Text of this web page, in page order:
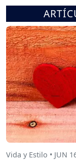
Vida y Estilo • JUN